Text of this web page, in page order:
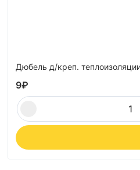
Дюбель д/креп.
9₽